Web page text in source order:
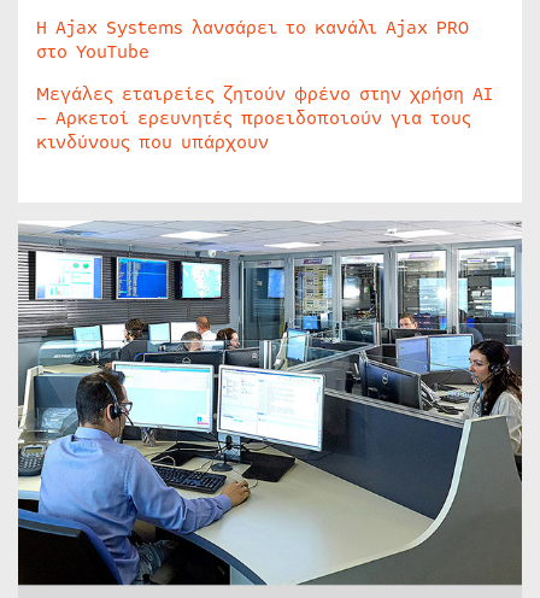
Η Ajax Systems λανσάρει το κανάλι Ajax PRO
στο YouTube
Μεγάλες εταιρείες ζητούν φρένο στην χρήση AI
– Αρκετοί ερευνητές προειδοποιούν για τους
κινδύνους που υπάρχουν